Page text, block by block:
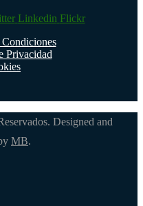
Linkedin Flickr
Privacidad
Designed and
MB.